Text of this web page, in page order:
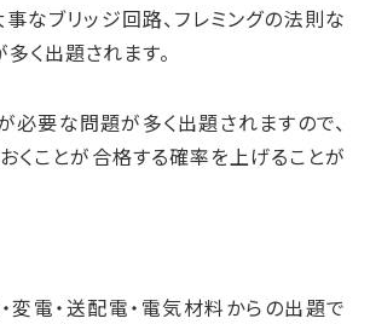
なブリッジ回路、フレミングの法則な
く出題されます。
必要な問題が多く出題されますので、
くことが合格する確率を上げることが
変電・送配電・電気材料からの出題で